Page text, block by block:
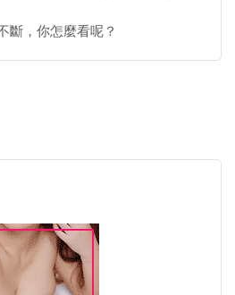
斷，你怎麼看呢？